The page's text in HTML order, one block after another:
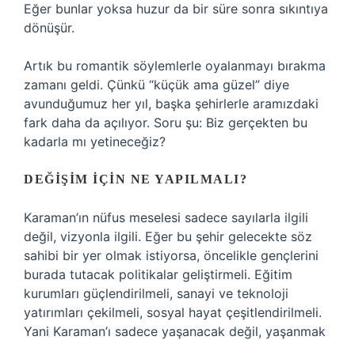
Eğer bunlar yoksa huzur da bir süre sonra sıkıntıya
dönüşür.
Artık bu romantik söylemlerle oyalanmayı bırakma
zamanı geldi. Çünkü “küçük ama güzel” diye
avunduğumuz her yıl, başka şehirlerle aramızdaki
fark daha da açılıyor. Soru şu: Biz gerçekten bu
kadarla mı yetineceğiz?
DEĞIŞIM İÇIN NE YAPILMALI?
Karaman’ın nüfus meselesi sadece sayılarla ilgili
değil, vizyonla ilgili. Eğer bu şehir gelecekte söz
sahibi bir yer olmak istiyorsa, öncelikle gençlerini
burada tutacak politikalar geliştirmeli. Eğitim
kurumları güçlendirilmeli, sanayi ve teknoloji
yatırımları çekilmeli, sosyal hayat çeşitlendirilmeli.
Yani Karaman’ı sadece yaşanacak değil, yaşanmak